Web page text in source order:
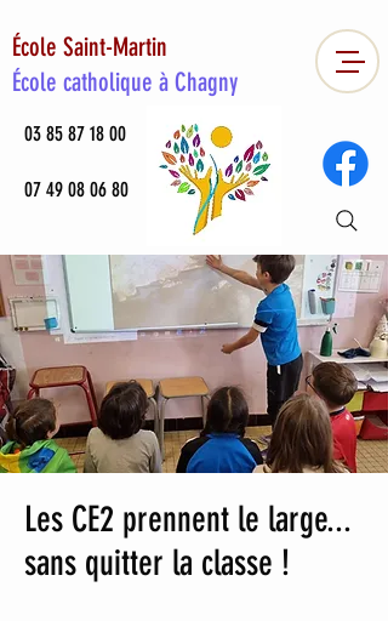
École Saint-Martin
École catholique à Chagny
03 85 87 18 00
07 49 08 06 80
Les CE2 prennent le large...
sans quitter la classe !